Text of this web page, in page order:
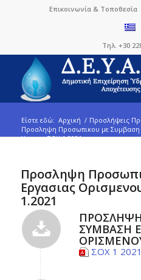
Επικοινωνία & Τοποθεσία
Τηλ. +30
Είστε εδώ: Αρχική / Προσλήψεις
Προσληψη Προσωπικου με Συμβαση
Χρονου ΣΟΧ 1.2021...
Προσληψη
Εργασιας
1.2021
ΣΥΜΒΑΣΗ
ΣΟΧ 1 2021